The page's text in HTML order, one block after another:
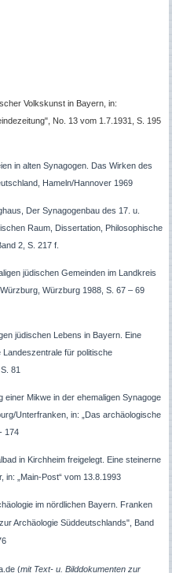
Volkskunst in Bayern, in:
No. 13 vom 1.7.1931, S. 195
in alten Synagogen. Das Wirken des
Hameln/Hannover 1969
Der Synagogenbau des 17. u.
Raum, Dissertation, Philosophische
2, S. 217 f.
jüdischen Gemeinden im Landkreis
Würzburg 1988, S. 67 – 69
jüdischen Lebens in Bayern. Eine
für politische
81
einer Mikwe in der ehemaligen Synagoge
Unterfranken, in: „Das archäologische
174
in Kirchheim freigelegt. Eine steinerne
„Main-Post“ vom 13.8.1993
im nördlichen Bayern. Franken
Archäologie Süddeutschlands", Band
(mit Text- u. Bilddokumenten zur